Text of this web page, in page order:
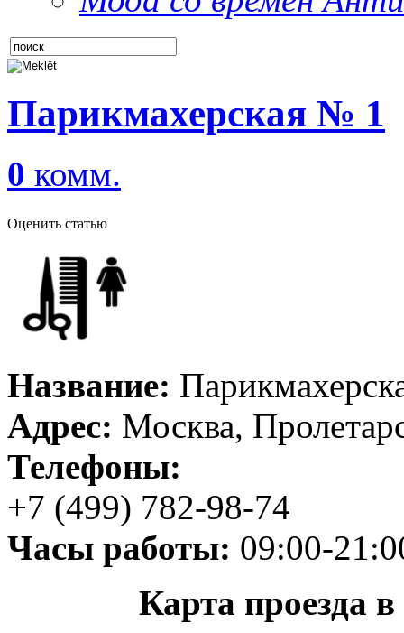
Парикмахерская № 1
0 комм.
Оценить статью
Название:
Адрес: Москва,
Телефоны:
+7 (499) 782-98-74
Часы работы: 09:00-
Карта проезда